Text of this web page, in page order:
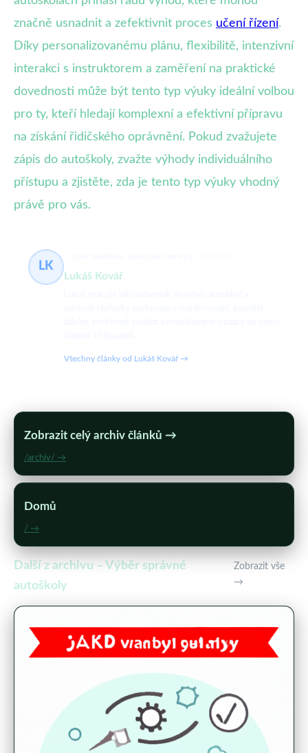
značně usnadnit a zefektivnit proces učení řízení.
Díky personalizovanému plánu, flexibilitě, intenzivní
interakci s instruktorem a zaměření na praktické
dovednosti může být tento typ výuky ideální volbou
pro ty, kteří hledají komplexní a efektivní přípravu
na získání řidičského oprávnění. Pokud zvažujete
zápis do autoškoly, zvažte výhody individuálního
přístupu a zjistěte, zda je tento typ výuky vhodný
právě pro vás.
LK
Lukáš Kovář
Všechny články od Lukáš Kovář →
Zobrazit celý archiv článků →
/archiv/ →
Domů
/ →
Další z archivu – Výběr správné
autoškoly
Zobrazit vše
→